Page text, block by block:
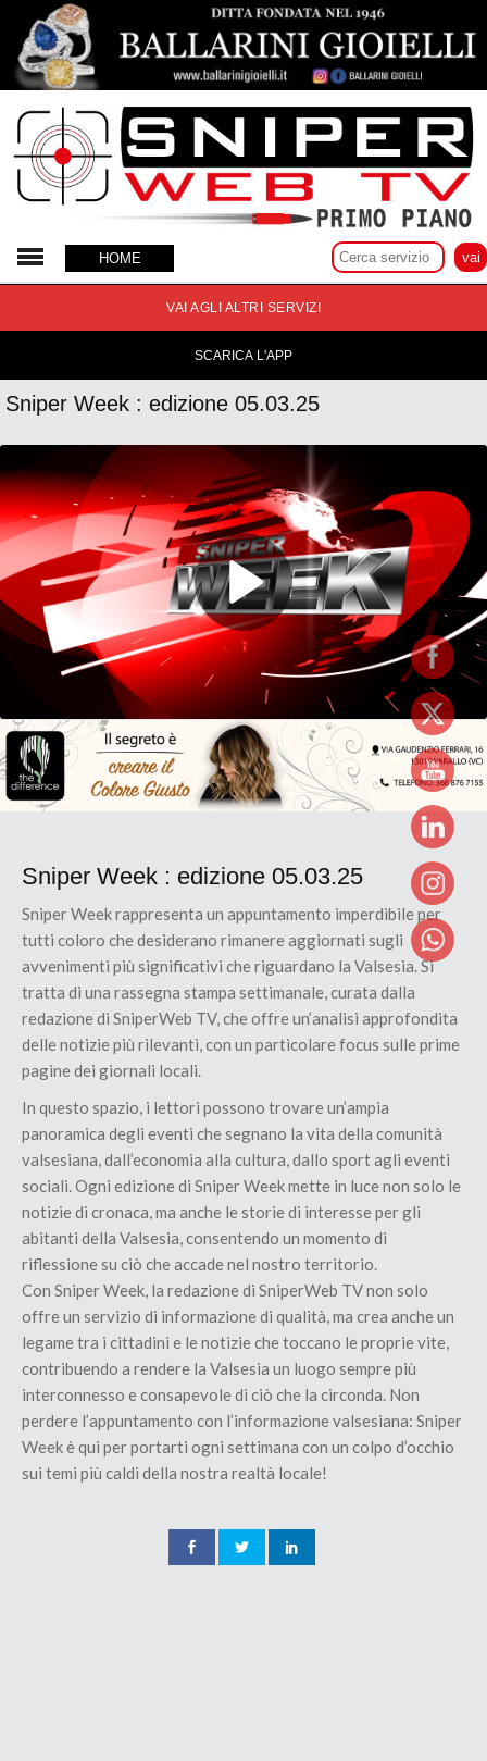
HOME
VAI AGLI ALTRI SERVIZI
SCARICA L'APP
Sniper Week : edizione 05.03.25
Sniper Week : edizione 05.03.25
Sniper Week rappresenta un appuntamento imperdibile per
tutti coloro che desiderano rimanere aggiornati sugli
avvenimenti più significativi che riguardano la Valsesia. Si
tratta di una rassegna stampa settimanale, curata dalla
redazione di SniperWeb TV, che offre un’analisi approfondita
delle notizie più rilevanti, con un particolare focus sulle prime
pagine dei giornali locali.
In questo spazio, i lettori possono trovare un’ampia
panoramica degli eventi che segnano la vita della comunità
valsesiana, dall’economia alla cultura, dallo sport agli eventi
sociali. Ogni edizione di Sniper Week mette in luce non solo le
notizie di cronaca, ma anche le storie di interesse per gli
abitanti della Valsesia, consentendo un momento di
riflessione su ciò che accade nel nostro territorio.
Con Sniper Week, la redazione di SniperWeb TV non solo
offre un servizio di informazione di qualità, ma crea anche un
legame tra i cittadini e le notizie che toccano le proprie vite,
contribuendo a rendere la Valsesia un luogo sempre più
interconnesso e consapevole di ciò che la circonda. Non
perdere l’appuntamento con l’informazione valsesiana: Sniper
Week è qui per portarti ogni settimana con un colpo d’occhio
sui temi più caldi della nostra realtà locale!